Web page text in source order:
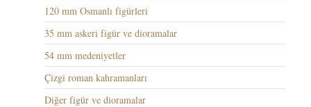
120 mm Osmanlı figürleri
35 mm askeri figür ve dioramalar
54 mm medeniyetler
Çizgi roman kahramanları
Diğer figür ve dioramalar